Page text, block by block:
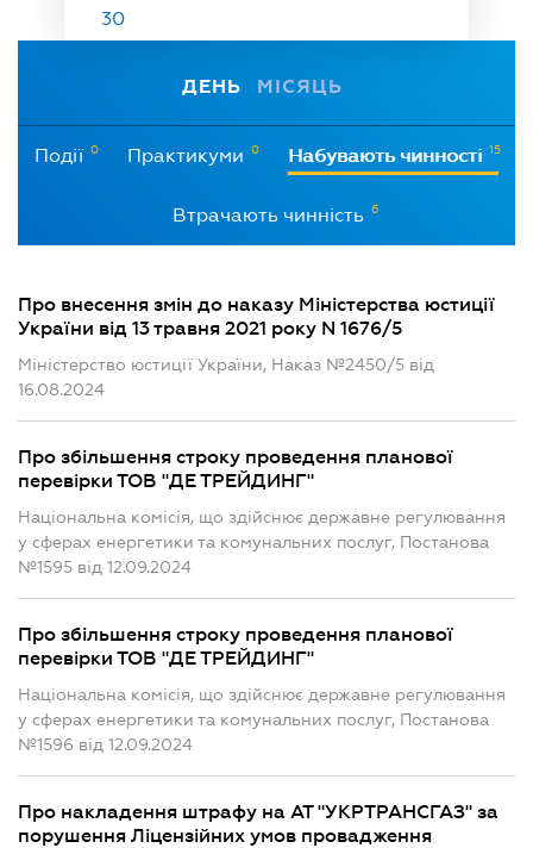
30
ДЕНЬ МІСЯЦЬ
Події 0 Практикуми 0 Набувають чинності 15
Втрачають чинність 6
Про внесення змін до наказу Міністерства юстиції
України від 13 травня 2021 року N 1676/5
Міністерство юстиції України, Наказ №2450/5 від
16.08.2024
Про збільшення строку проведення планової
перевірки ТОВ "ДЕ ТРЕЙДИНГ"
Національна комісія, що здійснює державне регулювання
у сферах енергетики та комунальних послуг, Постанова
№1595 від 12.09.2024
Про збільшення строку проведення планової
перевірки ТОВ "ДЕ ТРЕЙДИНГ"
Національна комісія, що здійснює державне регулювання
у сферах енергетики та комунальних послуг, Постанова
№1596 від 12.09.2024
Про накладення штрафу на АТ "УКРТРАНСГАЗ" за
порушення Ліцензійних умов провадження